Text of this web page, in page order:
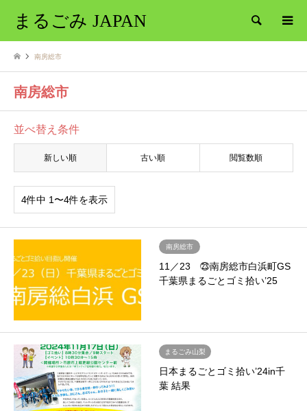
まるごみ JAPAN 検索
南房総市
南房総市
並べ替え条件
新しい順 古い順 閲覧数順
4件中 1〜4件を表示
南房総市
11／23 ㉓南房総市白浜町GS
千葉県まるごとゴミ拾い’25
まるごみ山梨
日本まるごとゴミ拾い’24in千
葉 結果